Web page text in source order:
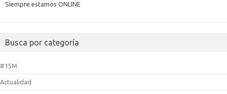
Siempre estamos ONLINE
Busca por categoría
#15M
Actualidad